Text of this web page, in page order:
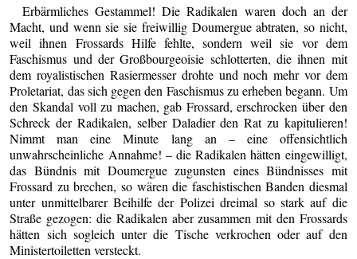
Erbärmliches Gestammel! Die Radikalen waren doch an der
Macht, und wenn sie sie freiwillig Doumergue abtraten, so nicht,
weil ihnen Frossards Hilfe fehlte, sondern weil sie vor dem
Faschismus und der Großbourgeoisie schlotterten, die ihnen mit
dem royalistischen Rasiermesser drohte und noch mehr vor dem
Proletariat, das sich gegen den Faschismus zu erheben begann. Um
den Skandal voll zu machen, gab Frossard, erschrocken über den
Schreck der Radikalen, selber Daladier den Rat zu kapitulieren!
Nimmt man eine Minute lang an – eine offensichtlich
unwahrscheinliche Annahme! – die Radikalen hätten eingewilligt,
das Bündnis mit Doumergue zugunsten eines Bündnisses mit
Frossard zu brechen, so wären die faschistischen Banden diesmal
unter unmittelbarer Beihilfe der Polizei dreimal so stark auf die
Straße gezogen: die Radikalen aber zusammen mit den Frossards
hätten sich sogleich unter die Tische verkrochen oder auf den
Ministertoiletten versteckt.